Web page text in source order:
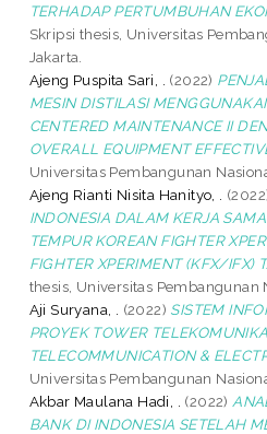
TERHADAP PERTUMBUHAN
Skripsi thesis, Universitas
Jakarta.
Ajeng Puspita Sari, .
(2022)
MESIN DISTILASI
CENTERED MAINTENANCE II
OVERALL EQUIPMENT
Universitas Pembangunan
Ajeng Rianti Nisita Hanityo, .
INDONESIA DALAM KERJA
TEMPUR KOREAN FIGHTER
FIGHTER XPERIMENT (KFX/IFX)
thesis, Universitas Pembangunan
Aji Suryana, .
(2022) SISTEM
PROYEK TOWER
TELECOMMUNICATION &
Universitas Pembangunan
Akbar Maulana Hadi, .
(2022)
BANK DI INDONESIA SETELAH